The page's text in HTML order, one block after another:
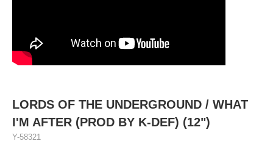
LORDS OF THE UNDERGROUND / WHAT
I'M AFTER (PROD BY K-DEF) (12")
Y-58321